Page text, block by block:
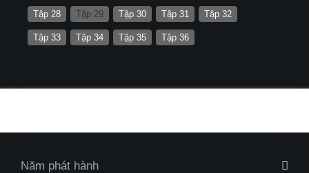
Tập 28 Tập 29 Tập 30 Tập 31 Tập 32
Tập 33 Tập 34 Tập 35 Tập 36
Năm phát hành